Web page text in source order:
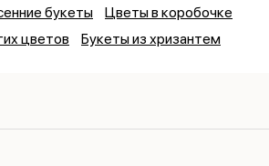
букеты
Цветы в коробочке
цветов Букеты из хризантем